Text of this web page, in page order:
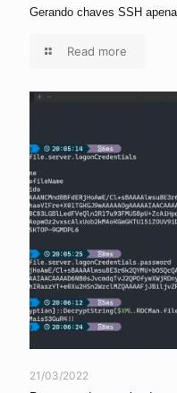
Gerando chaves SSH
Read more
21/03/2022